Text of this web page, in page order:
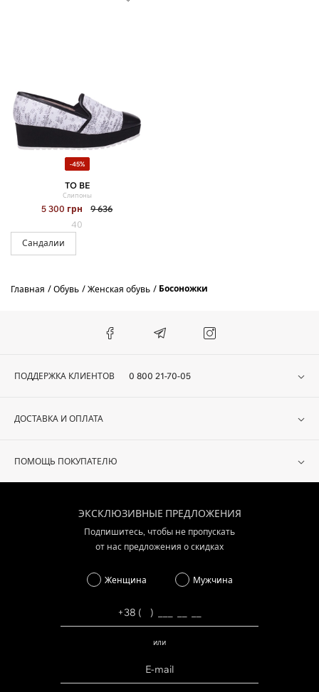
-45%
TO BE
Слипоны
5 300 грн
9 636
40
Сандалии
Главная Обувь Женская обувь Босоножки
ПОДДЕРЖКА КЛИЕНТОВ 0 800 21-70-05
ДОСТАВКА И ОПЛАТА
ПОМОЩЬ ПОКУПАТЕЛЮ
ЭКСКЛЮЗИВНЫЕ ПРЕДЛОЖЕНИЯ
Подпишитесь, чтобы не пропускать
от нас предложения о скидках
Женщина Мужчина
или